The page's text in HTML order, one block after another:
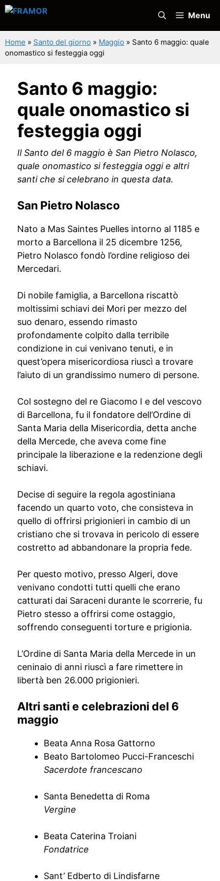
Vai
contenuto
Menu
Home » Santo del giorno » Maggio » Santo 6 maggio: quale
onomastico si festeggia oggi
Santo 6 maggio:
quale onomastico si
festeggia oggi
Il Santo del 6 maggio è San Pietro Nolasco,
quale onomastico si festeggia oggi e altri
santi che si celebrano in questa data.
San Pietro Nolasco
Nato a Mas Saintes Puelles intorno al 1185 e
morto a Barcellona il 25 dicembre 1256,
Pietro Nolasco fondò l’ordine religioso dei
Mercedari.
Di nobile famiglia, a Barcellona riscattò
moltissimi schiavi dei Mori per mezzo del
suo denaro, essendo rimasto
profondamente colpito dalla terribile
condizione in cui venivano tenuti, e in
quest’opera misericordiosa riuscì a trovare
l’aiuto di un grandissimo numero di persone.
Col sostegno del re Giacomo I e del vescovo
di Barcellona, fu il fondatore dell’Ordine di
Santa Maria della Misericordia, detta anche
della Mercede, che aveva come fine
principale la liberazione e la redenzione degli
schiavi.
Decise di seguire la regola agostiniana
facendo un quarto voto, che consisteva in
quello di offrirsi prigionieri in cambio di un
cristiano che si trovava in pericolo di essere
costretto ad abbandonare la propria fede.
Per questo motivo, presso Algeri, dove
venivano condotti tutti quelli che erano
catturati dai Saraceni durante le scorrerie, fu
Pietro stesso a offrirsi come ostaggio,
soffrendo conseguenti torture e prigionia.
L’Ordine di Santa Maria della Mercede in un
ceninaio di anni riuscì a fare rimettere in
libertà ben 26.000 prigionieri.
Altri santi e celebrazioni del 6
maggio
Beata Anna Rosa Gattorno
Beato Bartolomeo Pucci-Franceschi
Sacerdote francescano
Santa Benedetta di Roma
Vergine
Beata Caterina Troiani
Fondatrice
Sant’ Edberto di Lindisfarne